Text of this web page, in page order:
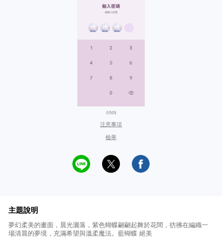
©NN
注意事項
檢舉
主題說明
夢幻柔美的畫面，晨光灑落，紫色蝴蝶翩翩起舞於花間，彷彿在編織一
場清晨的夢境，充滿希望與溫柔魔法。藍蝴蝶 絕美